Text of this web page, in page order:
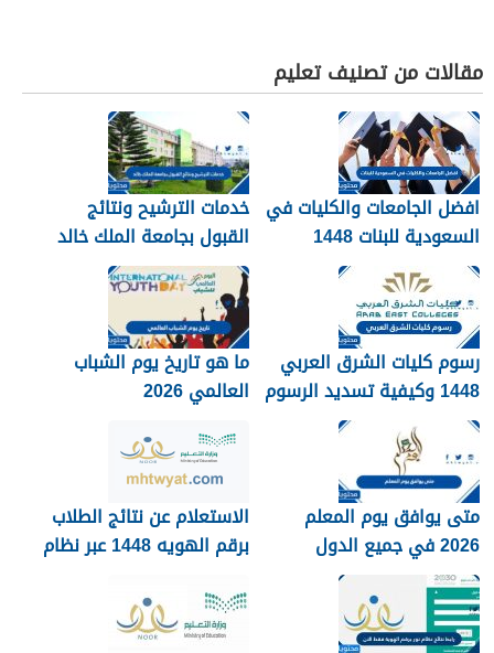
مقالات من تصنيف تعليم
افضل الجامعات والكليات في
السعودية للبنات 1448
خدمات الترشيح ونتائج
القبول بجامعة الملك خالد
1448
رسوم كليات الشرق العربي
1448 وكيفية تسديد الرسوم
ما هو تاريخ يوم الشباب
العالمي 2026
متى يوافق يوم المعلم
2026 في جميع الدول
العربية
الاستعلام عن نتائج الطلاب
برقم الهويه 1448 عبر نظام